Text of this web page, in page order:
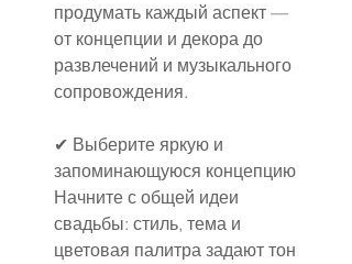
продумать каждый аспект —
от концепции и декора до
развлечений и музыкального
сопровождения.
✔ Выберите яркую и
запоминающуюся концепцию
Начните с общей идеи
свадьбы: стиль, тема и
цветовая палитра задают тон